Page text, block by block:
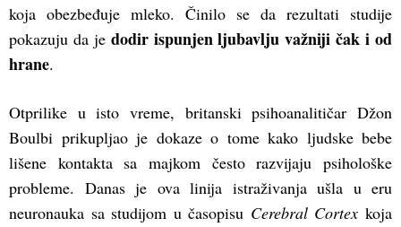
koja obezbeđuje mleko. Činilo se da rezultati studije
pokazuju da je dodir ispunjen ljubavlju važniji čak i od
hrane.
Otprilike u isto vreme, britanski psihoanalitičar Džon
Boulbi prikupljao je dokaze o tome kako ljudske bebe
lišene kontakta sa majkom često razvijaju psihološke
probleme. Danas je ova linija istraživanja ušla u eru
neuronauka sa studijom u časopisu Cerebral Cortexkoja